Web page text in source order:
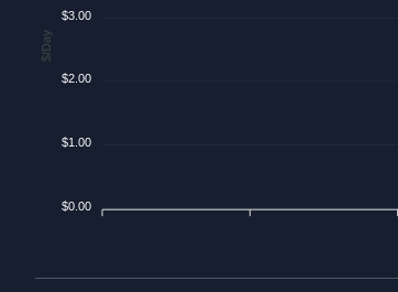
$3.00
$2.00
$1.00
$0.00
$/Day